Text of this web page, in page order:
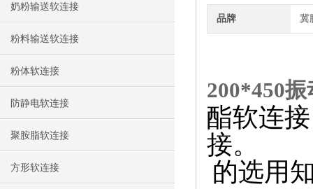
奶粉输送软连接
粉料输送软连接
粉体软连接
防静电软连接
聚胺脂软连接
方形软连接
品牌 冀
200*450
酯软连
接。
的选用